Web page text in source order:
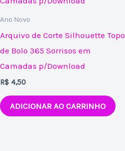
Ano Novo
Arquivo de Corte Silhouette Topo
de Bolo 365 Sorrisos em
Camadas p/Download
R$ 4,50
ADICIONAR AO CARRINHO